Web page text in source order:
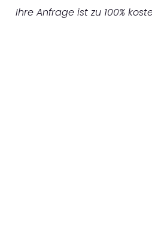
Ihre Anfrage ist zu 100%